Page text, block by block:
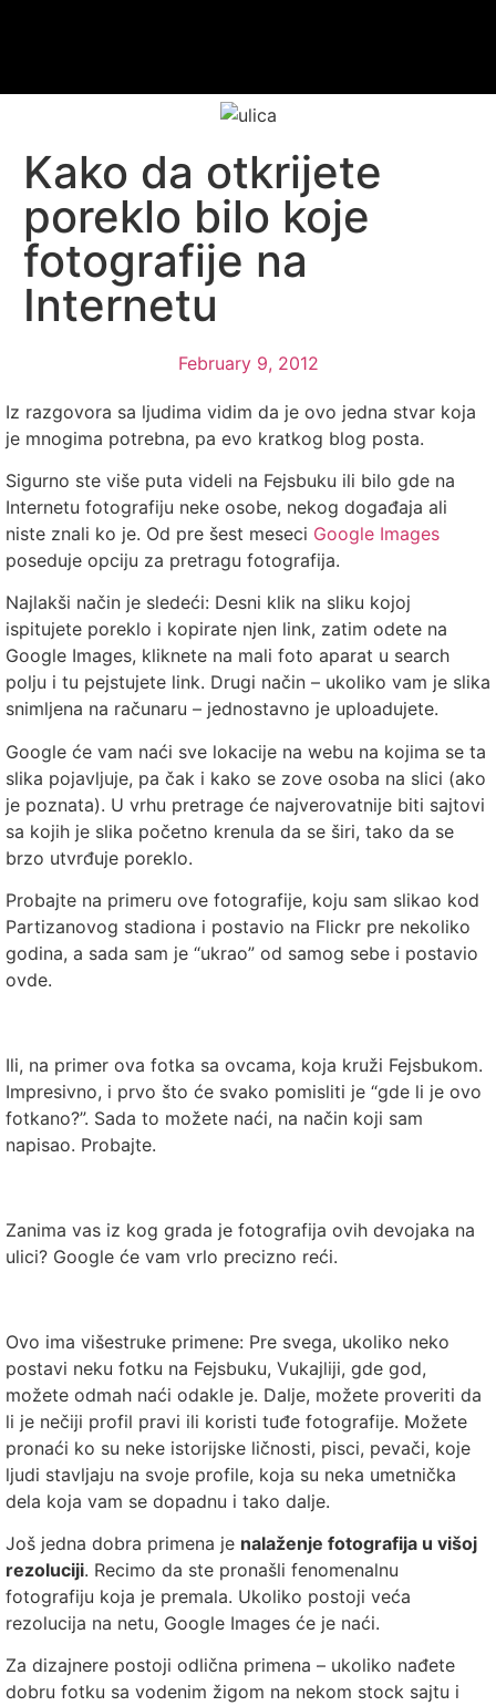
Kako da otkrijete
poreklo bilo koje
fotografije na
Internetu
February 9, 2012
Iz razgovora sa ljudima vidim da je ovo jedna stvar koja
je mnogima potrebna, pa evo kratkog blog posta.
Sigurno ste više puta videli na Fejsbuku ili bilo gde na
Internetu fotografiju neke osobe, nekog događaja ali
niste znali ko je. Od pre šest meseci Google Images
poseduje opciju za pretragu fotografija.
Najlakši način je sledeći: Desni klik na sliku kojoj
ispitujete poreklo i kopirate njen link, zatim odete na
Google Images, kliknete na mali foto aparat u search
polju i tu pejstujete link. Drugi način – ukoliko vam je slika
snimljena na računaru – jednostavno je uploadujete.
Google će vam naći sve lokacije na webu na kojima se ta
slika pojavljuje, pa čak i kako se zove osoba na slici (ako
je poznata). U vrhu pretrage će najverovatnije biti sajtovi
sa kojih je slika početno krenula da se širi, tako da se
brzo utvrđuje poreklo.
Probajte na primeru ove fotografije, koju sam slikao kod
Partizanovog stadiona i postavio na Flickr pre nekoliko
godina, a sada sam je “ukrao” od samog sebe i postavio
ovde.
Ili, na primer ova fotka sa ovcama, koja kruži Fejsbukom.
Impresivno, i prvo što će svako pomisliti je “gde li je ovo
fotkano?”. Sada to možete naći, na način koji sam
napisao. Probajte.
Zanima vas iz kog grada je fotografija ovih devojaka na
ulici? Google će vam vrlo precizno reći.
Ovo ima višestruke primene: Pre svega, ukoliko neko
postavi neku fotku na Fejsbuku, Vukajliji, gde god,
možete odmah naći odakle je. Dalje, možete proveriti da
li je nečiji profil pravi ili koristi tuđe fotografije. Možete
pronaći ko su neke istorijske ličnosti, pisci, pevači, koje
ljudi stavljaju na svoje profile, koja su neka umetnička
dela koja vam se dopadnu i tako dalje.
Još jedna dobra primena je nalaženje fotografija u višoj
rezoluciji. Recimo da ste pronašli fenomenalnu
fotografiju koja je premala. Ukoliko postoji veća
rezolucija na netu, Google Images će je naći.
Za dizajnere postoji odlična primena – ukoliko nađete
dobru fotku sa vodenim žigom na nekom stock sajtu i